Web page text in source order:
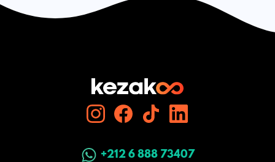
+212 6 888 73407